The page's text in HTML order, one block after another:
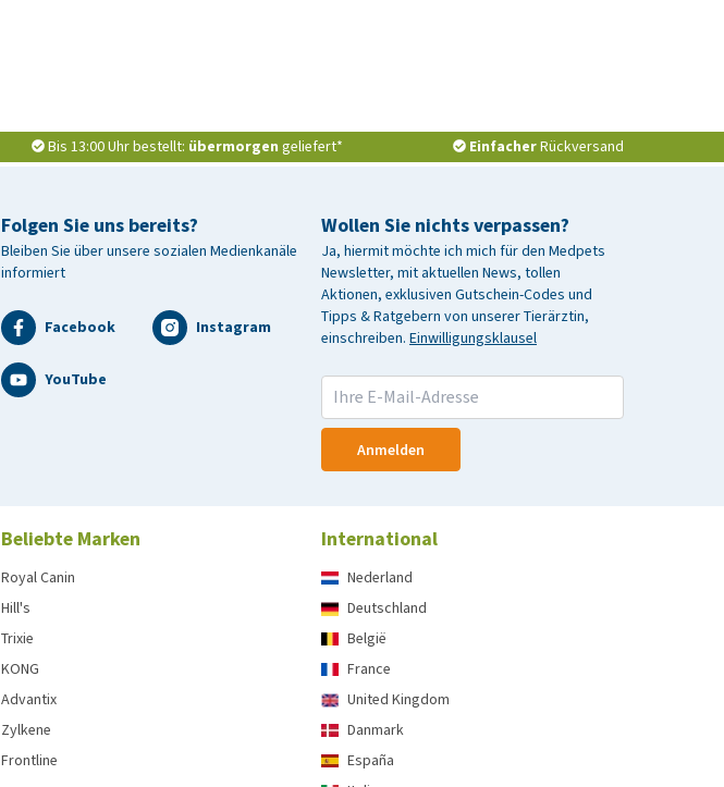
Bis 13:00 Uhr bestellt: übermorgen geliefert* EinfacherRückversand
Wollen Sie nichts verpassen?
Ja, hiermit möchte ich mich für den Medpets
Newsletter, mit aktuellen News, tollen
Aktionen, exklusiven Gutschein-Codes und
Tipps & Ratgebern von unserer Tierärztin,
einschreiben. Einwilligungsklausel
Anmelden
Folgen Sie uns bereits?
Bleiben Sie über unsere sozialen Medienkanäle
informiert
Facebook Instagram
YouTube
Beliebte Marken
Royal Canin
Hill's
Trixie
KONG
Advantix
Zylkene
Frontline
International
Nederland
Deutschland
België
France
United Kingdom
Danmark
España